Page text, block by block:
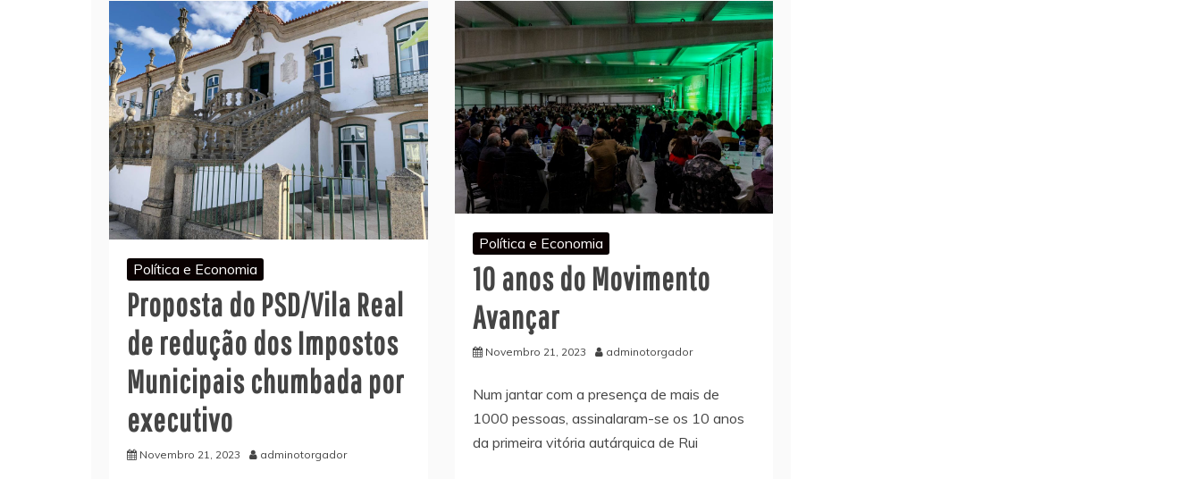
Política e Economia
Proposta do PSD/Vila Real
de redução dos Impostos
Municipais chumbada por
executivo
Novembro 21, 2023 adminotorgador
Política e Economia
10 anos do Movimento
Avançar
Novembro 21, 2023 adminotorgador
Num jantar com a presença de mais de
1000 pessoas, assinalaram-se os 10 anos
da primeira vitória autárquica de Rui